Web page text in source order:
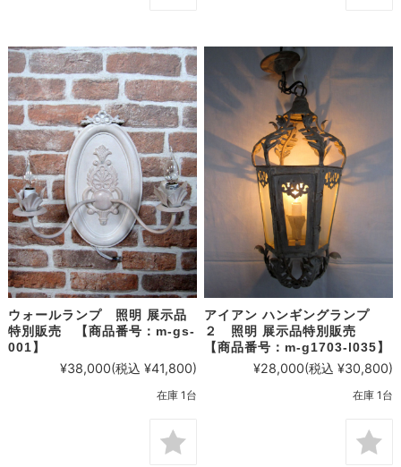
ウォールランプ 照明 展示品
特別販売 【商品番号：m-gs-
001】
¥38,000(税込 ¥41,800)
在庫 1台
アイアン ハンギングランプ
２ 照明 展示品特別販売
【商品番号：m-g1703-l035】
¥28,000(税込 ¥30,800)
在庫 1台